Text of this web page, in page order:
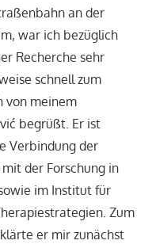
an der
war ich bezüglich
Recherche sehr
schnell zum
von meinem
begrüßt. Er ist
Verbindung der
der Forschung in
im Institut für
Zum
er mir zunächst